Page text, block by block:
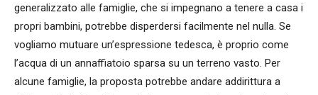
generalizzato alle famiglie, che si impegnano a tenere a casa i
propri bambini, potrebbe disperdersi facilmente nel nulla. Se
vogliamo mutuare un’espressione tedesca, è proprio come
l’acqua di un annaffiatoio sparsa su un terreno vasto. Per
alcune famiglie, la proposta potrebbe andare addirittura a